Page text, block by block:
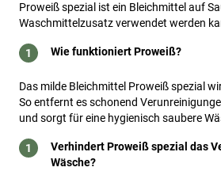
Proweiß spezial ist ein Bleichmittel auf
Waschmittelzusatz verwendet werden
Wie funktioniert Proweiß?
Das milde Bleichmittel Proweiß spezial
So entfernt es schonend
und sorgt für eine hygienisch saubere
Verhindert Proweiß spezial das
Wäsche?